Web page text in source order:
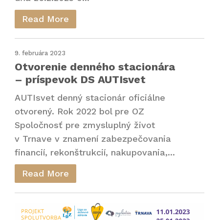
Read More
9. februára 2023
Otvorenie denného stacionára
– príspevok DS AUTIsvet
AUTIsvet denný stacionár oficiálne
otvorený. Rok 2022 bol pre OZ
Spoločnosť pre zmysluplný život
v Trnave v znamení zabezpečovania
financií, rekonštrukcií, nakupovania,...
Read More